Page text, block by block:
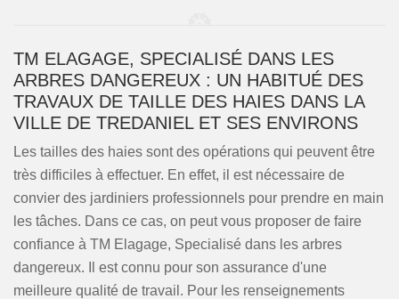
TM ELAGAGE, SPECIALISÉ DANS LES
ARBRES DANGEREUX : UN HABITUÉ DES
TRAVAUX DE TAILLE DES HAIES DANS LA
VILLE DE TREDANIEL ET SES ENVIRONS
Les tailles des haies sont des opérations qui peuvent être
très difficiles à effectuer. En effet, il est nécessaire de
convier des jardiniers professionnels pour prendre en main
les tâches. Dans ce cas, on peut vous proposer de faire
confiance à TM Elagage, Specialisé dans les arbres
dangereux. Il est connu pour son assurance d'une
meilleure qualité de travail. Pour les renseignements